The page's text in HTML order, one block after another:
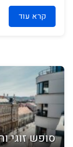
קרא עוד
סופש זוגי